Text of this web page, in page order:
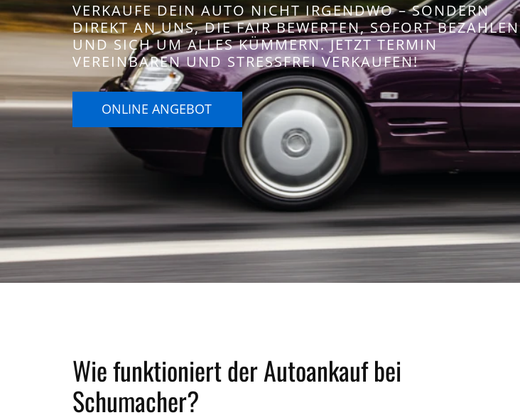
VERKAUFE DEIN AUTO NICHT IRGENDWO – SONDERN
DIREKT AN UNS, DIE FAIR BEWERTEN, SOFORT BEZAHLEN
UND SICH UM ALLES KÜMMERN. JETZT TERMIN
VEREINBAREN UND STRESSFREI VERKAUFEN!
ONLINE ANGEBOT
Wie funktioniert der Autoankauf bei
Schumacher?